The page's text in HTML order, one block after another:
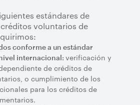
estándares de
voluntarios de
conforme a un estándar
internacional: verificación y
de créditos de
o cumplimiento de los
para los créditos de